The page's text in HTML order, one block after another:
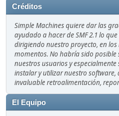
Créditos
Simple Machines quiere dar las
ayudado a hacer de SMF 2.1 lo
dirigiendo nuestro proyecto, en
momentos. No habría sido posible
nuestros usuarios y
instalar y utilizar nuestro
invaluable retroalimentación,
El Equipo